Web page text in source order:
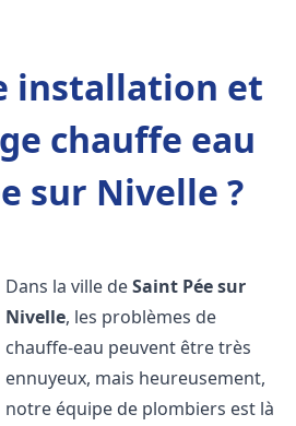
installation et
chauffe eau
sur Nivelle ?
Dans la ville deSaint Pée sur
Nivelle, les problèmes de
chauffe-eau peuvent être très
ennuyeux, mais heureusement,
notre équipe de plombiers est là